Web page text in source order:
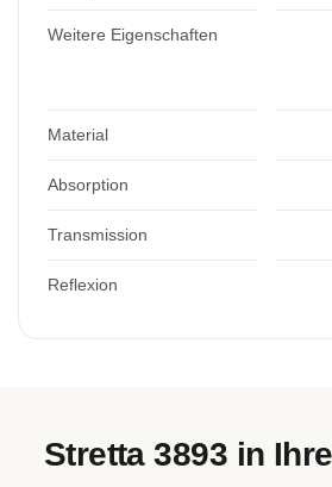
Weitere Eigenschaften
Material
Absorption
Transmission
Reflexion
Stretta 3893 in